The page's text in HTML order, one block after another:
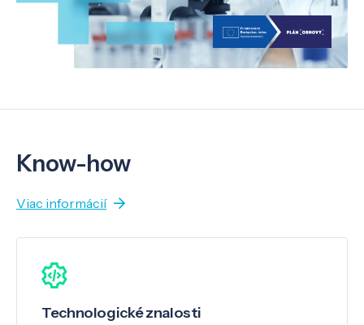
Know-how
Viac informácií
Technologické znalosti